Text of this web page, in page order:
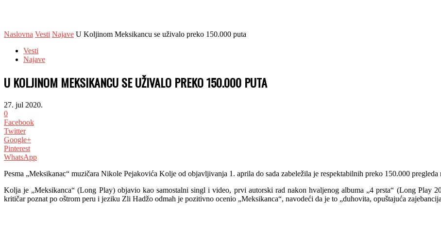
Naslovna Vesti Najave U Koljinom Meksikancu se uživalo preko 150.000 puta
Vesti
Najave
U KOLJINOM MEKSIKANCU SE UŽIVALO PREKO 150.000 PUTA
27. jul 2020.
0
Facebook
Twitter
Google+
Pinterest
WhatsApp
Pesma „Meksikanac“ muzičara Nikole Pejakovića Kolje od objavljivanja 1. aprila do sada zabeležila je respektabilnih preko 150.000
Kolja je „Meksikanca“ (Long Play) objavio kao samostalni singl i video, prvi autorski rad nakon hvaljenog albuma „4 prsta“ (Long Play
kritičar poznat po oštrom peru i jeziku Zli Hadžo odmah je pozitivno ocenio „Meksikanca“, navodeći da je to „duhovita, opuštajuća